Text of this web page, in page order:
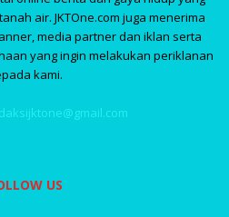
air. JKTOne.com juga menerima
media partner dan iklan serta
yang ingin melakukan periklanan
kami.
US